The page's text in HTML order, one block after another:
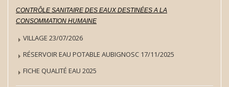
CONTRÔLE SANITAIRE DES EAUX DESTINÉES A LA
CONSOMMATION HUMAINE
VILLAGE 23/07/2026
RÉSERVOIR EAU POTABLE AUBIGNOSC 17/11/2025
FICHE QUALITÉ EAU 2025